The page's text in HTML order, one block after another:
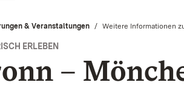
& Veranstaltungen Aktuell:
Weitere Informationen
ERLEBEN
–